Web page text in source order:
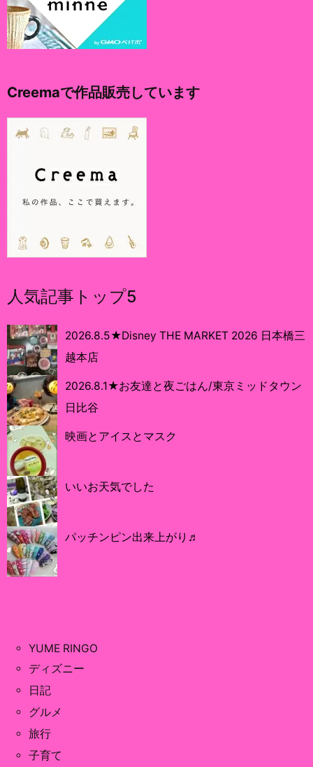
Creemaで作品販売しています
人気記事トップ5
2026.8.5★Disney THE MARKET 2026 日本橋三
越本店
2026.8.1★お友達と夜ごはん/東京ミッドタウン
日比谷
映画とアイスとマスク
いいお天気でした
パッチンピン出来上がり♬
YUME RINGO
ディズニー
日記
グルメ
旅行
子育て